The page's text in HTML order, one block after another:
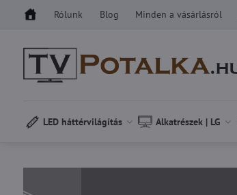
Rólunk Blog Minden a vásárlásról
LED háttérvilágítás Alkatrészek | LG